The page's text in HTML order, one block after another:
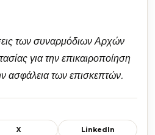
των συναρμόδιων Αρχών
για την επικαιροποίηση
ασφάλεια των επισκεπτών.
X LinkedIn